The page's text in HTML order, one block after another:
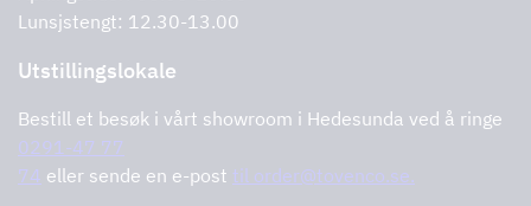
Lunsjstengt: 12.30-13.00
Utstillingslokale
Bestill et besøk i vårt showroom i Hedesunda ved å ringe
0291-47 77
74 eller sende en e-post til order@tovenco.se.